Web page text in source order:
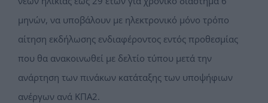
μηνών, να υποβάλουν με ηλεκτρονικό μόνο τρόπο
αίτηση εκδήλωσης ενδιαφέροντος εντός προθεσμίας
που θα ανακοινωθεί με δελτίο τύπου μετά την
ανάρτηση των πινάκων κατάταξης των υποψήφιων
ανέργων ανά ΚΠΑ2.